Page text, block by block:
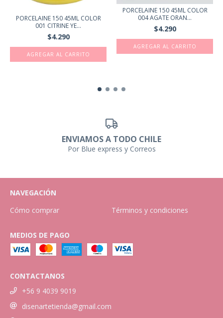
PORCELAINE 150 45ML COLOR
001 CITRINE YE...
$4.290
PORCELAINE 150 45ML COLOR
004 AGATE ORAN...
$4.290
ENVIAMOS A TODO CHILE
Por Blue express y Correos
NAVEGACIÓN
Cómo comprar
Términos y condiciones
MEDIOS DE PAGO
CONTACTANOS
+56 9 4039 9019
disenartetienda@gmail.com